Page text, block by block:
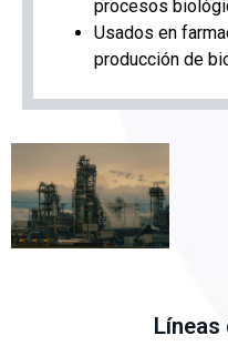
procesos
Usados en
producción de
Líneas